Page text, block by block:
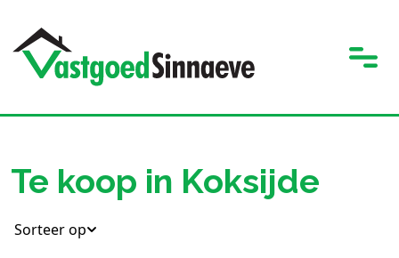
Te koop in Koksijde
Sorteer op